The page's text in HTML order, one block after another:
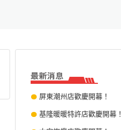
屏東潮州店歡慶開幕！
基隆暖暖特許店歡慶開幕！